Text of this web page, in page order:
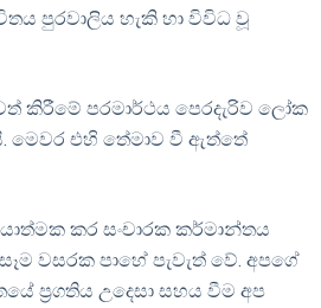
පුරවාලිය හැකි හා විවිධ වූ
කිරීමේ පරමාර්ථය පෙරදැරිව ලෝක
මෙවර එහි තේමාව වී ඇත්තේ
කර සංචාරක කර්මාන්තය
වසරක පාහේ පැවැත් වේ. අපගේ
ප්‍රගතිය උදෙසා සහය වීම අප